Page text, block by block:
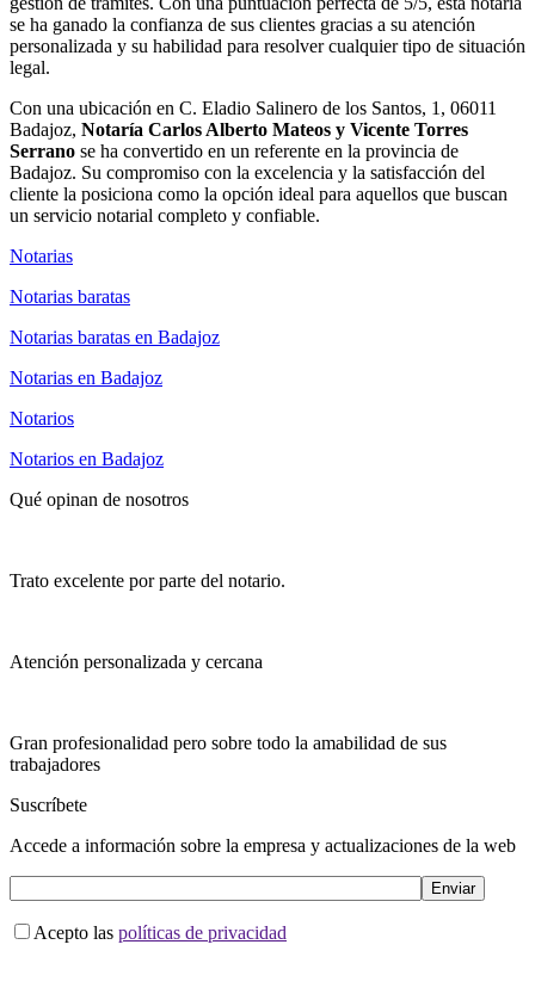
se ha ganado la confianza de sus clientes gracias a su atención
personalizada y su habilidad para resolver cualquier tipo de situación
legal.
Con una ubicación en C. Eladio Salinero de los Santos, 1, 06011
Badajoz, Notaría Carlos Alberto Mateos y Vicente Torres
Serrano se ha convertido en un referente en la provincia de
Badajoz. Su compromiso con la excelencia y la satisfacción del
cliente la posiciona como la opción ideal para aquellos que buscan
un servicio notarial completo y confiable.
Notarias
Notarias baratas
Notarias baratas en Badajoz
Notarias en Badajoz
Notarios
Notarios en Badajoz
Qué opinan de nosotros
Trato excelente por parte del notario.
Atención personalizada y cercana
Gran profesionalidad pero sobre todo la amabilidad de sus
trabajadores
Suscríbete
Accede a información sobre la empresa y actualizaciones de la web
Acepto las políticas de privacidad